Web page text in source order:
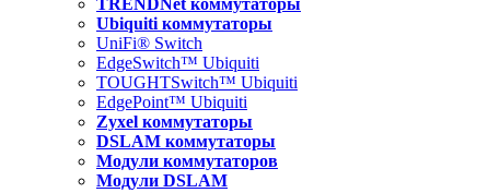
TRENDNet коммутаторы
Ubiquiti коммутаторы
UniFi® Switch
EdgeSwitch™ Ubiquiti
TOUGHTSwitch™ Ubiquiti
EdgePoint™ Ubiquiti
Zyxel коммутаторы
DSLAM коммутаторы
Модули коммутаторов
Модули DSLAM